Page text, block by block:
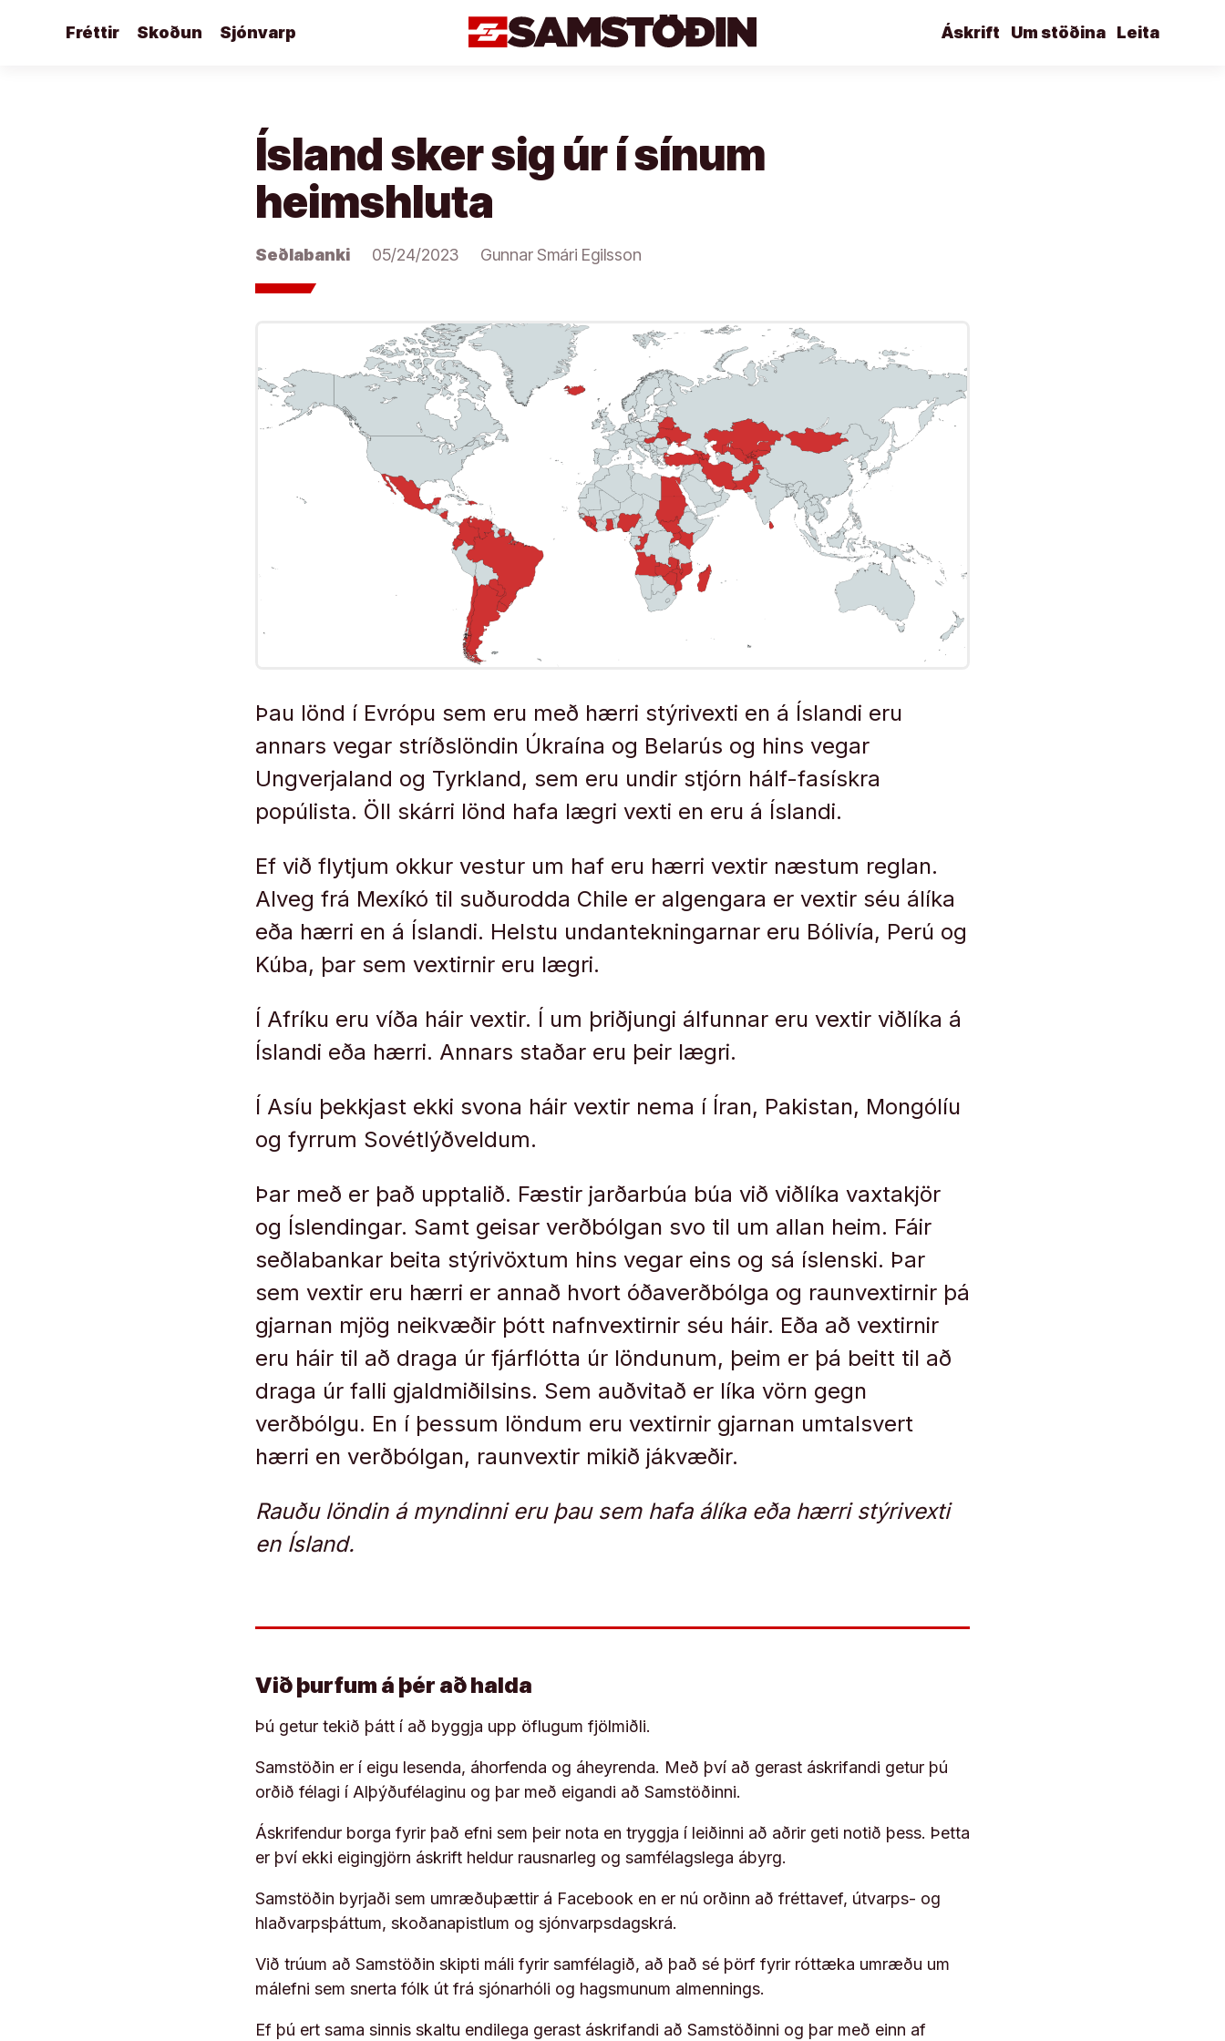
Fréttir Skoðun Sjónvarp Leita
Um stöðina
Áskrift
Ísland sker sig úr í sínum
heimshluta
Seðlabanki 05/24/2023 Gunnar Smári Egilsson
Þau lönd í Evrópu sem eru með hærri stýrivexti en á Íslandi eru
annars vegar stríðslöndin Úkraína og Belarús og hins vegar
Ungverjaland og Tyrkland, sem eru undir stjórn hálf-fasískra
popúlista. Öll skárri lönd hafa lægri vexti en eru á Íslandi.
Ef við flytjum okkur vestur um haf eru hærri vextir næstum reglan.
Alveg frá Mexíkó til suðurodda Chile er algengara er vextir séu álíka
eða hærri en á Íslandi. Helstu undantekningarnar eru Bólivía, Perú og
Kúba, þar sem vextirnir eru lægri.
Í Afríku eru víða háir vextir. Í um þriðjungi álfunnar eru vextir viðlíka á
Íslandi eða hærri. Annars staðar eru þeir lægri.
Í Asíu þekkjast ekki svona háir vextir nema í Íran, Pakistan, Mongólíu
og fyrrum Sovétlýðveldum.
Þar með er það upptalið. Fæstir jarðarbúa búa við viðlíka vaxtakjör
og Íslendingar. Samt geisar verðbólgan svo til um allan heim. Fáir
seðlabankar beita stýrivöxtum hins vegar eins og sá íslenski. Þar
sem vextir eru hærri er annað hvort óðaverðbólga og raunvextirnir þá
gjarnan mjög neikvæðir þótt nafnvextirnir séu háir. Eða að vextirnir
eru háir til að draga úr fjárflótta úr löndunum, þeim er þá beitt til að
draga úr falli gjaldmiðilsins. Sem auðvitað er líka vörn gegn
verðbólgu. En í þessum löndum eru vextirnir gjarnan umtalsvert
hærri en verðbólgan, raunvextir mikið jákvæðir.
Rauðu löndin á myndinni eru þau sem hafa álíka eða hærri stýrivexti
en Ísland.
Við þurfum á þér að halda
Þú getur tekið þátt í að byggja upp öflugum fjölmiðli.
Samstöðin er í eigu lesenda, áhorfenda og áheyrenda. Með því að gerast áskrifandi getur þú
orðið félagi í Alþýðufélaginu og þar með eigandi að Samstöðinni.
Áskrifendur borga fyrir það efni sem þeir nota en tryggja í leiðinni að aðrir geti notið þess. Þetta
er því ekki eigingjörn áskrift heldur rausnarleg og samfélagslega ábyrg.
Samstöðin byrjaði sem umræðuþættir á Facebook en er nú orðinn að fréttavef, útvarps- og
hlaðvarpsþáttum, skoðanapistlum og sjónvarpsdagskrá.
Við trúum að Samstöðin skipti máli fyrir samfélagið, að það sé þörf fyrir róttæka umræðu um
málefni sem snerta fólk út frá sjónarhóli og hagsmunum almennings.
Ef þú ert sama sinnis skaltu endilega gerast áskrifandi að Samstöðinni og þar með einn af